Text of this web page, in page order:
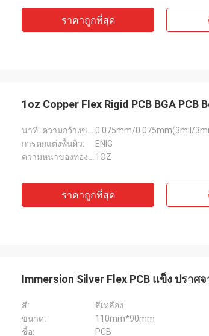
ราคาถูกที่สุด
1oz Copper Flex Rigid PCB BGA
นาที. ความกว้างของเส้น: 0.075mm/0.075mm(3mil/
การตกแต่งพื้นผิว:
ENIG
ความหนาของทองแดง: 1OZ
ราคาถูกที่สุด
Immersion Silver Flex PCB แข็ง ปรา
สี:
สีเหลือง
ขนาด:
110mm*90mm
ชื่อ:
PCB